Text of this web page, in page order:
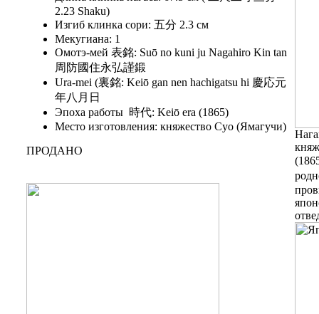
2.23 Shaku)
Изгиб клинка сори: 五分 2.3 см
Мекугиана: 1
Омотэ-мей 表銘: Suō no kuni ju Nagahiro Kin tan
周防國住永弘謹鍛
Ura-mei (裏銘: Keiō gan nen hachigatsu hi 慶応元
年八月日
Эпоха работы 時代: Keiō era (1865)
Место изготовления: княжество Суо (Ямагучи)
ПРОДАНО